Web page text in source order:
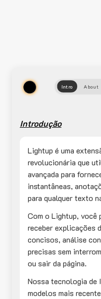
Intro About
Introdução
Lightup é uma
revolucionária que
avançada para
instantâneas,
para qualquer texto
Com o Lightup,
receber explicações
concisos, análise
precisas sem
ou sair da página.
Nossa tecnologia de
modelos mais